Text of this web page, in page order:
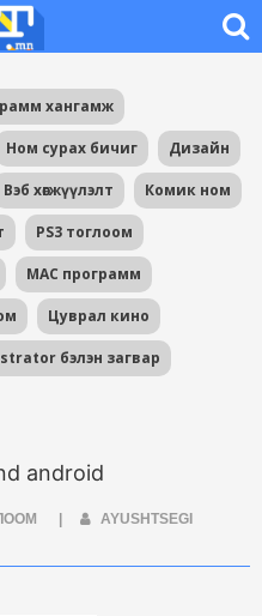
хангамж
Ном сурах бичиг Дизайн
Вэб хөгжүүлэлт Комик ном
PS3 тоглоом
MAC программ
Цуврал кино
бэлэн загвар
android
AYUSHTSEGI